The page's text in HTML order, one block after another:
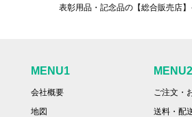
表彰用品・記念品の【総合販売店
MENU1
会社概要
地図
MENU2
ご注文・
送料・配